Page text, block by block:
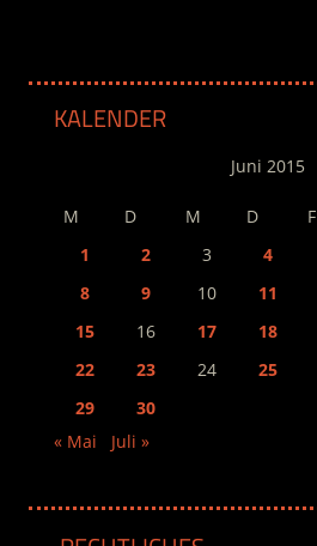
KALENDER
Juni 2015
M D M D F
1
2 3 4
8
9 10 11
15
16 17 18
22
23 24 25
29
30
« Mai
Juli »